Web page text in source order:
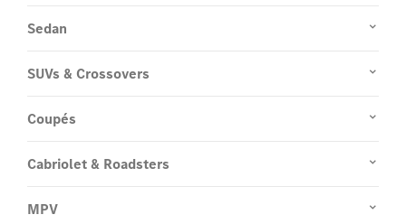
Sedan
SUVs & Crossovers
Coupés
Cabriolet & Roadsters
MPV